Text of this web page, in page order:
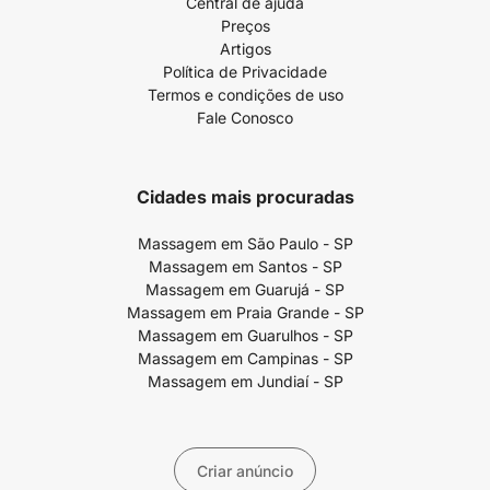
Preços
Artigos
Política de Privacidade
Termos e condições de uso
Fale Conosco
Cidades mais procuradas
Massagem em São Paulo - SP
Massagem em Santos - SP
Massagem em Guarujá - SP
Massagem em Praia Grande - SP
Massagem em Guarulhos - SP
Massagem em Campinas - SP
Massagem em Jundiaí - SP
Criar anúncio